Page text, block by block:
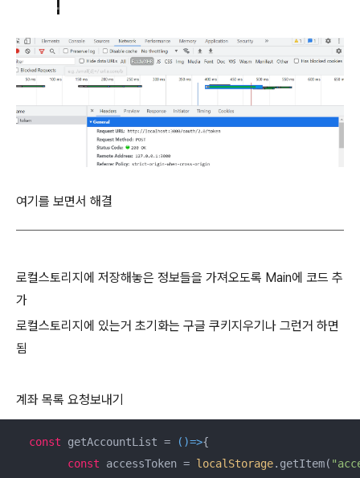
여기를 보면서 해결
로컬스토리지에 저장해놓은 정보들을 가져오도록 Main에 코드 추
가
로컬스토리지에 있는거 초기화는 구글 쿠키지우기나 그런거 하면
됨
계좌 목록 요청보내기
const getAccountList = ()=>{
const accessToken = localStorage.getItem(